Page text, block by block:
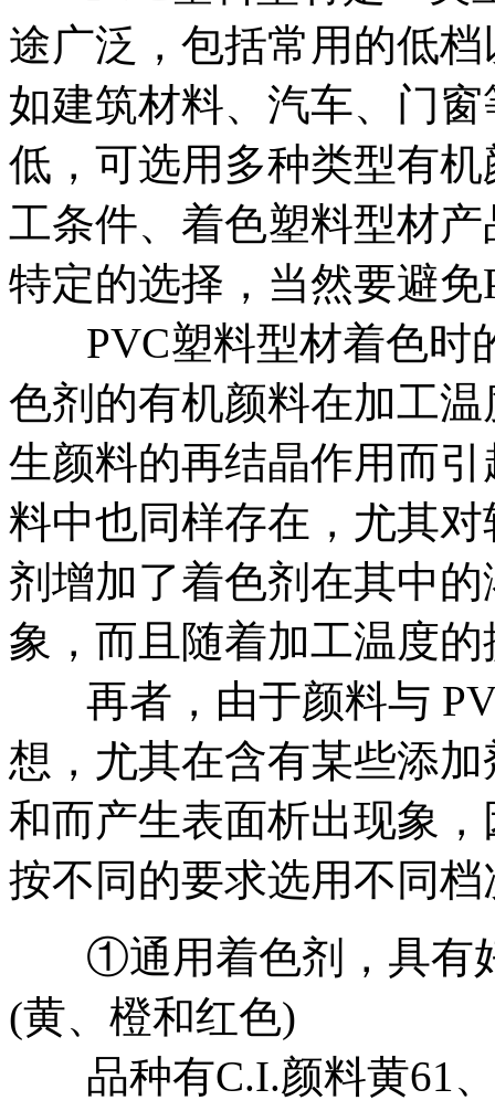
途广泛，包括常用的低
如建筑材料、汽车、门
低，可选用多种类型有
工条件、着色塑料型材
特定的选择，当然要避
PVC塑料型材着色时
色剂的有机颜料在加工
生颜料的再结晶作用而
料中也同样存在，尤其
剂增加了着色剂在其中
象，而且随着加工温度
再者，由于颜料与
想，尤其在含有某些添
和而产生表面析出现象
按不同的要求选用不同
①通用着色剂，具有
(黄、橙和红色)
品种有C.I.颜料黄61、